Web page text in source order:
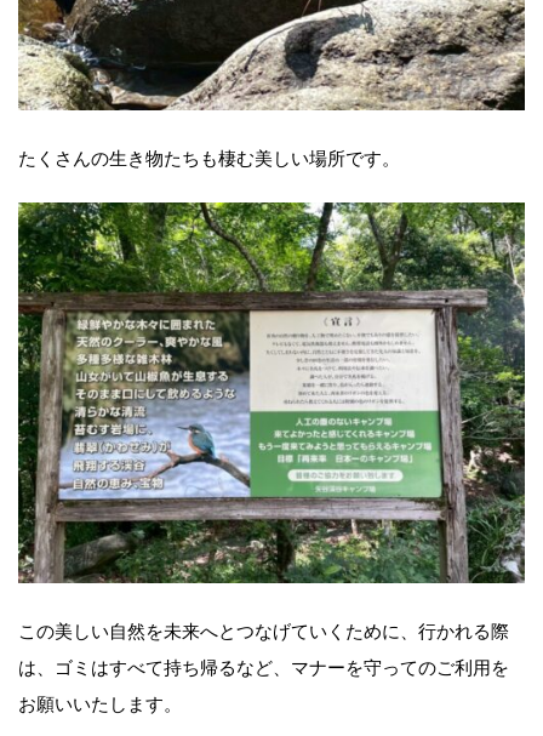
たくさんの生き物たちも棲む美しい場所です。
この美しい自然を未来へとつなげていくために、行かれる際
は、ゴミはすべて持ち帰るなど、マナーを守ってのご利用を
お願いいたします。